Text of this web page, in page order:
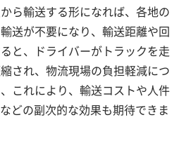
ら輸送する形になれば、各地の
送が不要になり、輸送距離や回
と、ドライバーがトラックを走
され、物流現場の負担軽減につ
これにより、輸送コストや人件
どの副次的な効果も期待できま